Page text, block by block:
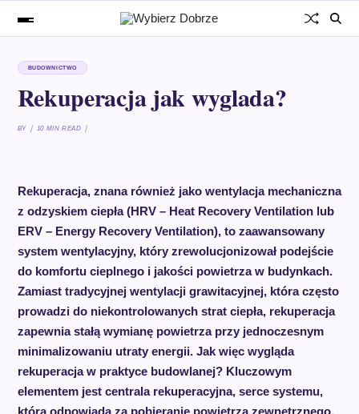
BUDOWNICTWO
Rekuperacja jak wyglada?
BY 10 MIN READ
Rekuperacja, znana również jako wentylacja mechaniczna
z odzyskiem ciepła (HRV – Heat Recovery Ventilation lub
ERV – Energy Recovery Ventilation), to zaawansowany
system wentylacyjny, który zrewolucjonizował podejście
do komfortu cieplnego i jakości powietrza w budynkach.
Zamiast tradycyjnej wentylacji grawitacyjnej, która często
prowadzi do niekontrolowanych strat ciepła, rekuperacja
zapewnia stałą wymianę powietrza przy jednoczesnym
minimalizowaniu utraty energii. Jak więc wygląda
rekuperacja w praktyce budowlanej? Kluczowym
elementem jest centrala rekuperacyjna, serce systemu,
która odpowiada za pobieranie powietrza zewnętrznego,